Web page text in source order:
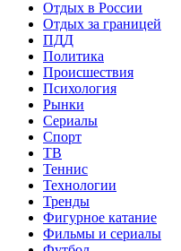
Отдых в России
Отдых за границей
ПДД
Политика
Происшествия
Психология
Рынки
Сериалы
Спорт
ТВ
Теннис
Технологии
Тренды
Фигурное катание
Фильмы и сериалы